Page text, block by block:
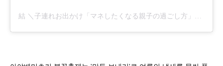
結 ＼子連れお出かけ「マネしたくなる親子の過ごし方」発信中／(@you_moritsu)がシェアした投稿